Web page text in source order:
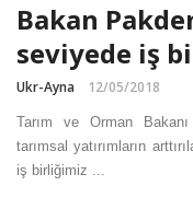
Bakan
seviyede iş
Ukr-Ayna 12/05/2018
Tarım ve Orman
tarımsal yatırımların
iş birliğimiz ...